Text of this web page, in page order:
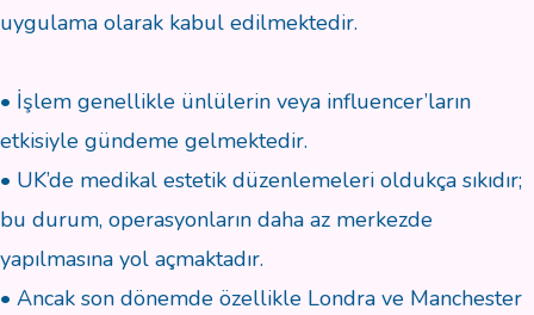
uygulama olarak kabul edilmektedir.
• İşlem genellikle ünlülerin veya influencer’ların
etkisiyle gündeme gelmektedir.
• UK’de medikal estetik düzenlemeleri oldukça sıkıdır;
bu durum, operasyonların daha az merkezde
yapılmasına yol açmaktadır.
• Ancak son dönemde özellikle Londra ve Manchester